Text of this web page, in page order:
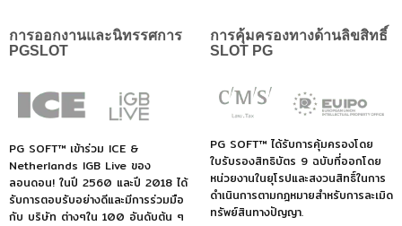
การออกงานและนิทรรศการ
PGSLOT
PG SOFT™ เข้าร่วม ICE &
Netherlands IGB Live ของ
ลอนดอน! ในปี 2560 และปี 2018 ได้
รับการตอบรับอย่างดีและมีการร่วมมือ
กับ บริษัท ต่างๆใน 100 อันดับต้น ๆ
การคุ้มครองทางด้านลิขสิทธิ์
SLOT PG
PG SOFT™ ได้รับการคุ้มครองโดย
ใบรับรองสิทธิบัตร 9 ฉบับที่ออกโดย
หน่วยงานในยุโรปและสงวนสิทธิ์ในการ
ดำเนินการตามกฎหมายสำหรับการละเมิด
ทรัพย์สินทางปัญญา.